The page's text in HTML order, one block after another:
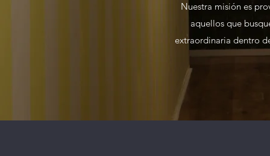
Nuestra misión es
aquellos que
extraordinaria dentro